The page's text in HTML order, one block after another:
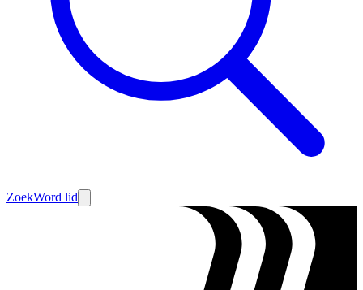
ZoekWord lid